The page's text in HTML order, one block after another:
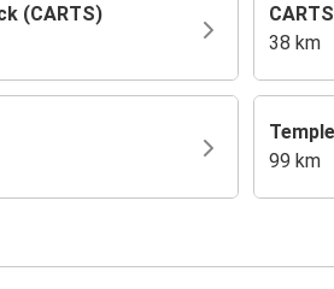
(CARTS)
38 km
Temple
99 km